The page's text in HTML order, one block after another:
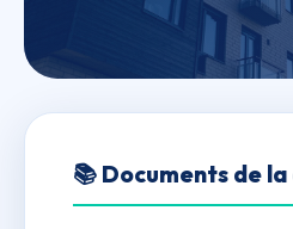
SDC LES
BELLEDONNE
📚 Documents de